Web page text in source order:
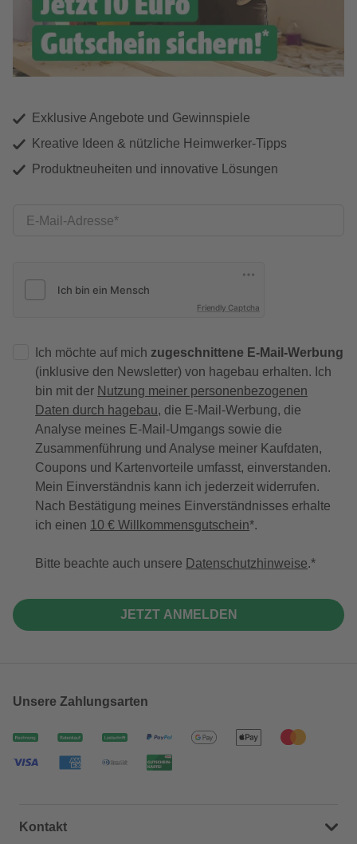
Exklusive Angebote und Gewinnspiele
Kreative Ideen & nützliche Heimwerker-Tipps
Produktneuheiten und innovative Lösungen
E-Mail-Adresse
Friendly Captcha
Ich möchte auf mich zugeschnittene E-Mail-Werbung
(inklusive den Newsletter) von hagebau erhalten. Ich
bin mit der Nutzung meiner personenbezogenen
Daten durch hagebau, die E-Mail-Werbung, die
Analyse meines E-Mail-Umgangs sowie die
Zusammenführung und Analyse meiner Kaufdaten,
Coupons und Kartenvorteile umfasst, einverstanden.
Mein Einverständnis kann ich jederzeit widerrufen.
Nach Bestätigung meines Einverständnisses erhalte
ich einen 10 € Willkommensgutschein*.
Bitte beachte auch unsere Datenschutzhinweise.
JETZT ANMELDEN
Unsere Zahlungsarten
Kontakt